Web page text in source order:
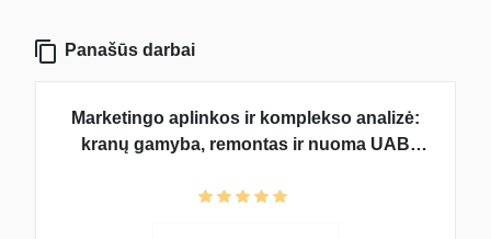
Panašūs darbai
Marketingo aplinkos ir komplekso analizė:
kranų gamyba, remontas ir nuoma UAB